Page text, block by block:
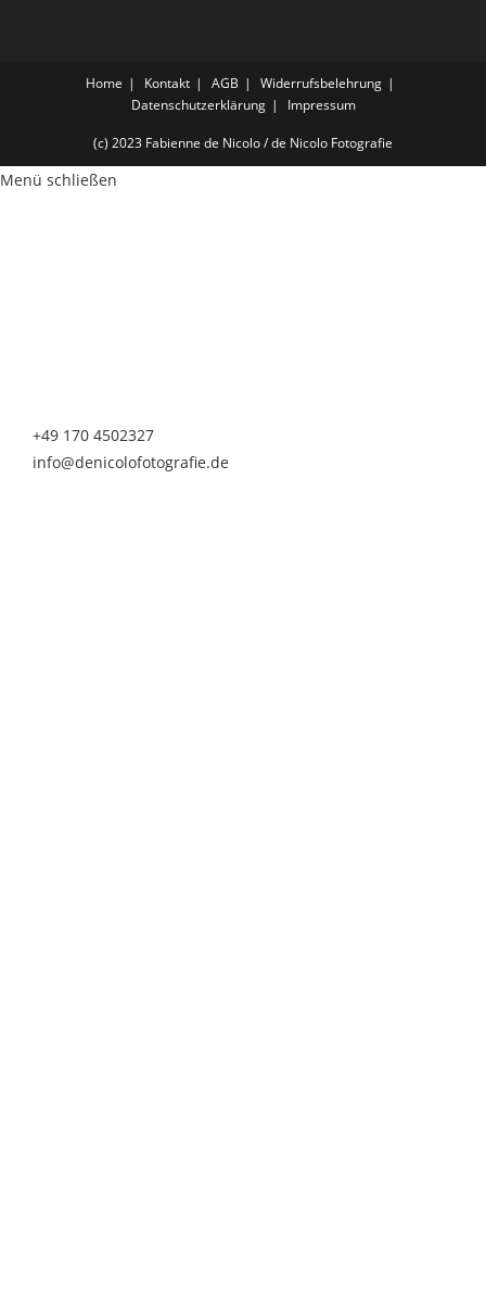
Home Kontakt AGB
Widerrufsbelehrung
Datenschutzerklärung
Impressum
(c) 2023 Fabienne de Nicolo / de Nicolo Fotografie
Menü schließen
+49 170 4502327
info@denicolofotografie.de